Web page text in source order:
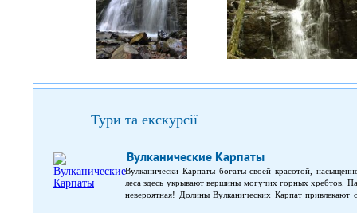
Тури та екскурсії
Вулканические Карпаты
Вулканически Карпаты богаты своей красотой,
леса здесь укрывают вершины могучих горных хребтов.
невероятная! Долины Вулканических Карпат